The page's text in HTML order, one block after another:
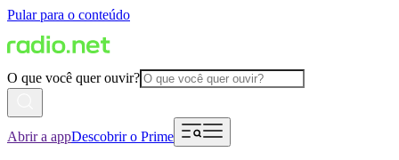
Pular para o conteúdo
O que você quer ouvir?
Abrir a appDescobrir o Prime